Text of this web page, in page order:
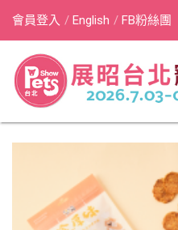
會員登入 English FB粉絲團